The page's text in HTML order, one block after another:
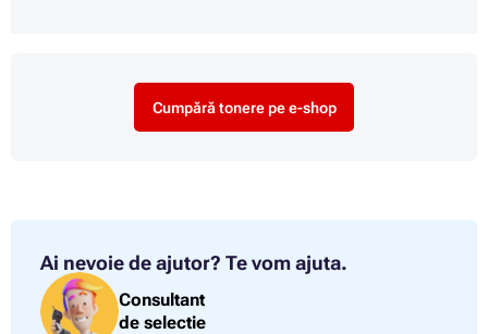
Cumpără tonere pe e-shop
Ai nevoie de ajutor? Te vom ajuta.
Consultant
de selectie